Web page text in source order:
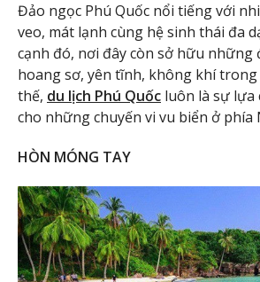
Đảo ngọc Phú Quốc nổi tiếng với
veo, mát lạnh cùng hệ sinh thái đa
cạnh đó, nơi đây còn sở hữu những
hoang sơ, yên tĩnh, không khí trong
thế, du lịch Phú Quốc luôn là sự lựa
cho những chuyến vi vu biển ở phía
HÒN MÓNG TAY